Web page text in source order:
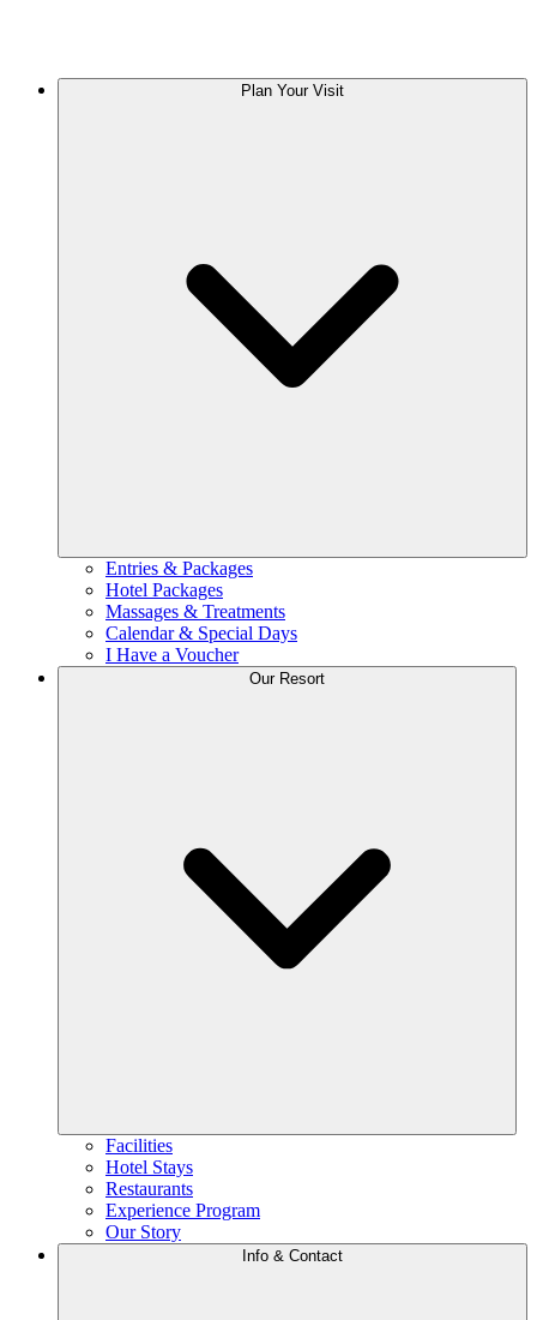
Plan Your Visit
Entries & Packages
Hotel Packages
Massages & Treatments
Calendar & Special Days
I Have a Voucher
Our Resort
Facilities
Hotel Stays
Restaurants
Experience Program
Our Story
Info & Contact